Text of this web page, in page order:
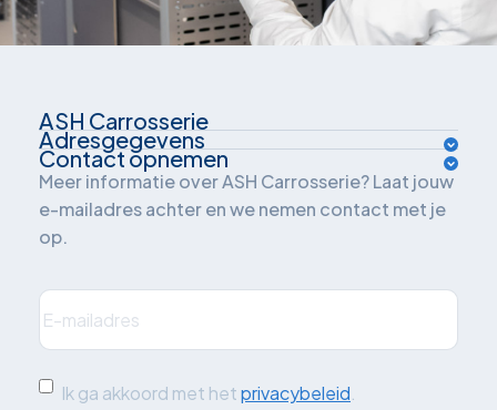
ASH Carrosserie
Over ons
Inrichtingsadvies
Oplossingen
Branches
Projecten
Quickscan: grijskenteken
Adresgegevens
Van der Waalsweg 1
3241 ME Middelharnis
Plan je route
Contact opnemen
Meer informatie over ASH Carrosserie? Laat jouw
e-mailadres achter en we nemen contact met je
op.
E-
mailadres(Vereist)
Ik Ik ga akkoord met hetprivacybeleid